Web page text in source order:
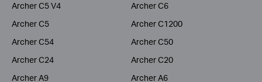
Archer C5 V4
Archer C6
Archer C5
Archer C1200
Archer C54
Archer C50
Archer C24
Archer C20
Archer A9
Archer A6